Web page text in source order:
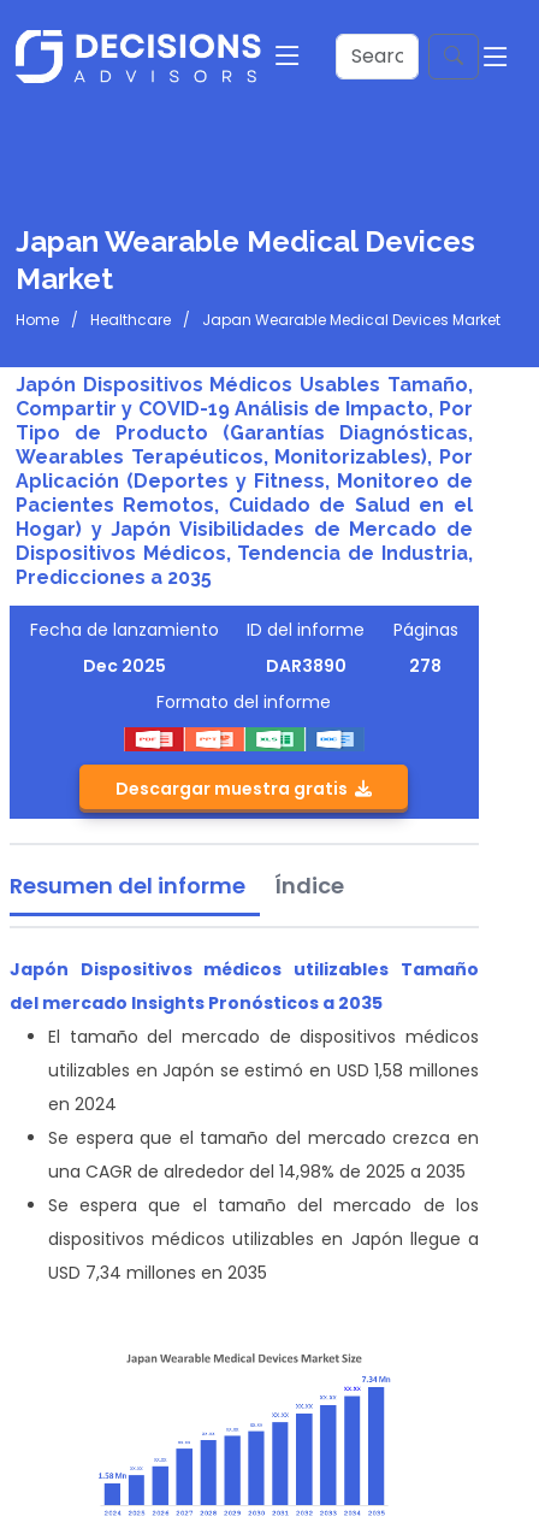
Japan Wearable Medical Devices
Market
Home Healthcare Japan Wearable Medical Devices Market
Japón Dispositivos Médicos Usables Tamaño,
Compartir y COVID-19 Análisis de Impacto, Por
Tipo de Producto (Garantías Diagnósticas,
Wearables Terapéuticos, Monitorizables), Por
Aplicación (Deportes y Fitness, Monitoreo de
Pacientes Remotos, Cuidado de Salud en el
Hogar) y Japón Visibilidades de Mercado de
Dispositivos Médicos, Tendencia de Industria,
Predicciones a 2035
Fecha de lanzamiento
Dec 2025
ID del informe
DAR3890
Páginas
278
Formato del informe
Descargar muestra gratis
Resumen del informe Índice
Japón Dispositivos médicos utilizables Tamaño
del mercado Insights Pronósticos a 2035
El tamaño del mercado de dispositivos médicos
utilizables en Japón se estimó en USD 1,58 millones
en 2024
Se espera que el tamaño del mercado crezca en
una CAGR de alrededor del 14,98% de 2025 a 2035
Se espera que el tamaño del mercado de los
dispositivos médicos utilizables en Japón llegue a
USD 7,34 millones en 2035